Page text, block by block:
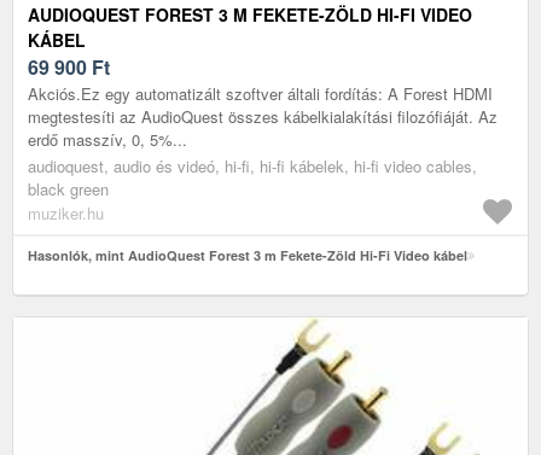
AUDIOQUEST FOREST 3 M FEKETE-ZÖLD HI-FI VIDEO
KÁBEL
69 900 Ft
Akciós.Ez egy automatizált szoftver általi fordítás: A Forest HDMI
megtestesíti az AudioQuest összes kábelkialakítási filozófiáját. Az
erdő masszív, 0, 5%...
audioquest, audio és videó, hi-fi, hi-fi kábelek, hi-fi video cables,
black green
muziker.hu
Hasonlók, mint AudioQuest Forest 3 m Fekete-Zöld Hi-Fi Video kábel